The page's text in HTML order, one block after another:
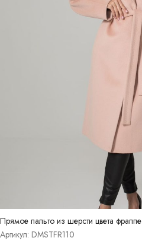
Прямое пальто из шерсти цвета фраппе
Артикул: DMSTFR110